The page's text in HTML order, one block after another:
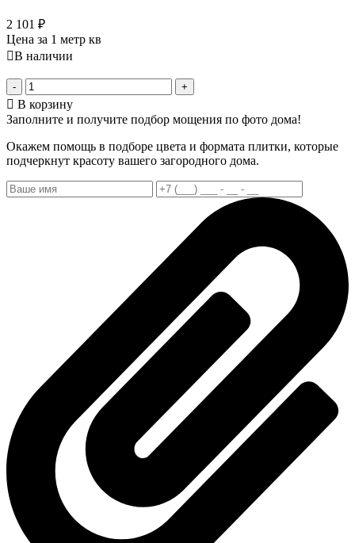
2 101 ₽
Цена за 1 метр кв
В наличии
- +
В корзину
Заполните и получите подбор мощения по фото дома!
Окажем помощь в подборе цвета и формата плитки, которые
подчеркнут красоту вашего загородного дома.